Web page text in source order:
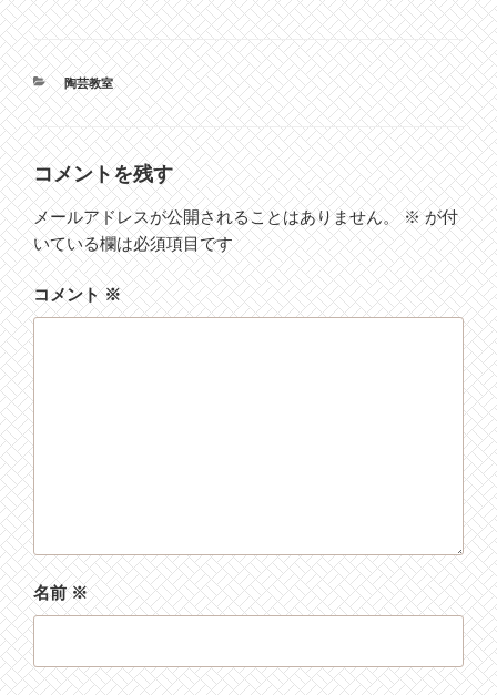
カ
テ
ゴ
リ
ー
陶芸教室
コメントを残す
メールアドレスが公開されることはありません。 ※が付
いている欄は必須項目です
コメント※
名前※